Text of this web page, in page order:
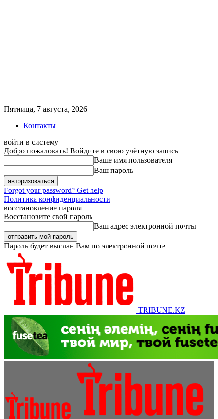
Пятница, 7 августа, 2026
Контакты
войти в систему
Добро пожаловать! Войдите в свою учётную запись
Ваше имя пользователя
Ваш пароль
Forgot your password? Get help
Политика конфиденциальности
восстановление пароля
Восстановите свой пароль
Ваш адрес электронной почты
Пароль будет выслан Вам по электронной почте.
TRIBUNE.KZ